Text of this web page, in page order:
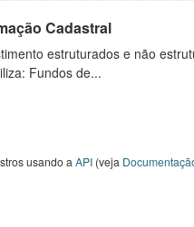
Cadastral
estruturados e não
Fundos de...
usando a API(veja